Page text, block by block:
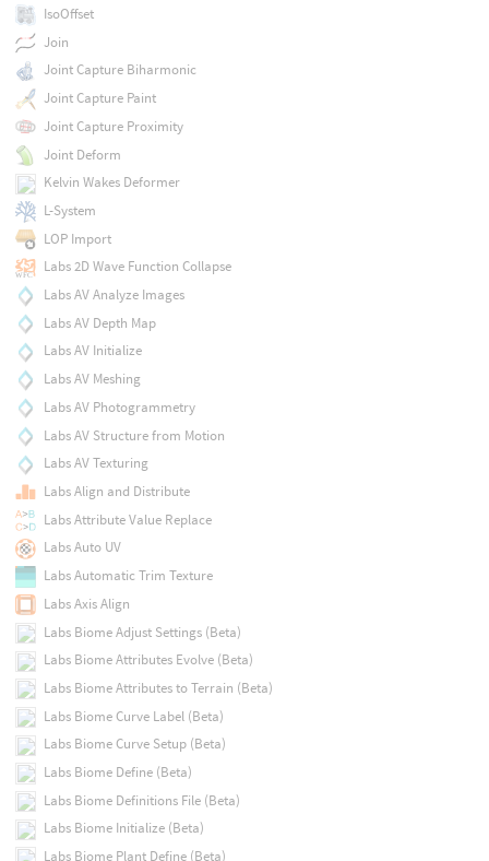
IsoOffset
Join
Joint Capture Biharmonic
Joint Capture Paint
Joint Capture Proximity
Joint Deform
Kelvin Wakes Deformer
L-System
LOP Import
Labs 2D Wave Function Collapse
Labs AV Analyze Images
Labs AV Depth Map
Labs AV Initialize
Labs AV Meshing
Labs AV Photogrammetry
Labs AV Structure from Motion
Labs AV Texturing
Labs Align and Distribute
Labs Attribute Value Replace
Labs Auto UV
Labs Automatic Trim Texture
Labs Axis Align
Labs Biome Adjust Settings (Beta)
Labs Biome Attributes Evolve (Beta)
Labs Biome Attributes to Terrain (Beta)
Labs Biome Curve Label (Beta)
Labs Biome Curve Setup (Beta)
Labs Biome Define (Beta)
Labs Biome Definitions File (Beta)
Labs Biome Initialize (Beta)
Labs Biome Plant Define (Beta)